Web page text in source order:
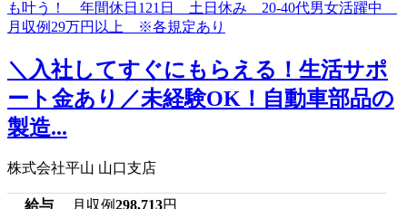
＼入社してすぐにもらえる！生活サポ
ート金あり／未経験OK！自動車部品の
製造...
株式会社平山 山口支店
給与 月収例298,713円